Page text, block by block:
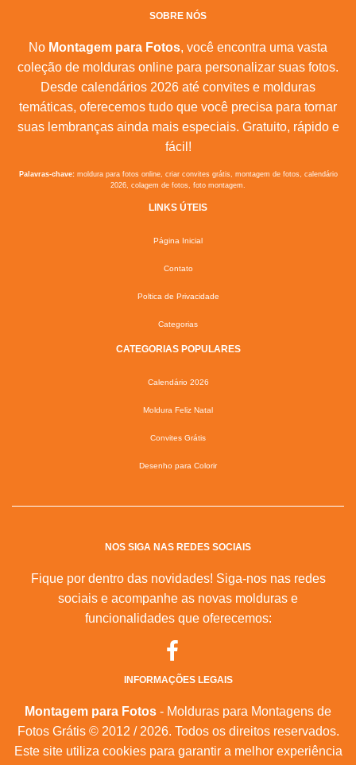
SOBRE NÓS
No Montagem para Fotos, você encontra uma vasta
coleção de molduras online para personalizar suas fotos.
Desde calendários 2026 até convites e molduras
temáticas, oferecemos tudo que você precisa para tornar
suas lembranças ainda mais especiais. Gratuito, rápido e
fácil!
Palavras-chave:moldura para fotos online, criar convites grátis, montagem de fotos, calendário
2026, colagem de fotos, foto montagem.
LINKS ÚTEIS
Página Inicial
Contato
Poltica de Privacidade
Categorias
CATEGORIAS POPULARES
Calendário 2026
Moldura Feliz Natal
Convites Grátis
Desenho para Colorir
NOS SIGA NAS REDES SOCIAIS
Fique por dentro das novidades! Siga-nos nas redes
sociais e acompanhe as novas molduras e
funcionalidades que oferecemos:
INFORMAÇÕES LEGAIS
Montagem para Fotos - Molduras para Montagens de
Fotos Grátis © 2012 / 2026. Todos os direitos reservados.
Este site utiliza cookies para garantir a melhor experiência